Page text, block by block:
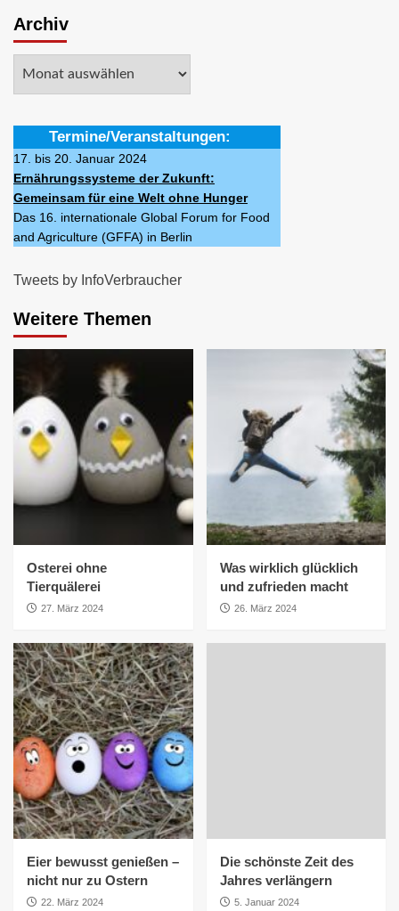
Archiv
Termine/Veranstaltungen:
17. bis 20. Januar 2024
Ernährungssysteme der Zukunft:
Gemeinsam für eine Welt ohne Hunger
Das 16. internationale Global Forum for Food
and Agriculture (GFFA) in Berlin
Tweets by InfoVerbraucher
Weitere Themen
Osterei ohne
Tierquälerei
27. März 2024
Was wirklich glücklich
und zufrieden macht
26. März 2024
Eier bewusst genießen –
nicht nur zu Ostern
22. März 2024
Die schönste Zeit des
Jahres verlängern
5. Januar 2024